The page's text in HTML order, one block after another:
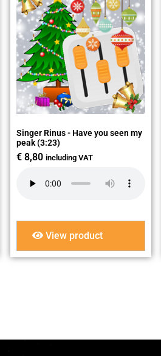
Singer Rinus - Have you seen my
peak (3:23)
€8,80 including VAT
View product